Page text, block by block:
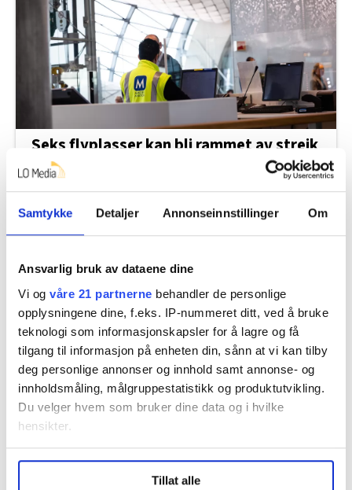
Samtykke Detaljer Annonseinnstillinger Om
Ansvarlig bruk av dataene dine
Vi og våre 21 partnerne behandler de personlige
opplysningene dine, f.eks. IP-nummeret ditt, ved å bruke
teknologi som informasjonskapsler for å lagre og få
tilgang til informasjon på enheten din, sånn at vi kan tilby
deg personlige annonser og innhold samt annonse- og
innholdsmåling, målgruppestatistikk og produktutvikling.
Du velger hvem som bruker dine data og i hvilke
hensikter.
Undermer infokan du lese om hvordan dine personlige
data behandles og hvordan du kan velge hvordan de skal
Tillat alle
Seks flyplasser kan bli rammet av streik
neste uke
Det ligger an til prishopp på drivstoff